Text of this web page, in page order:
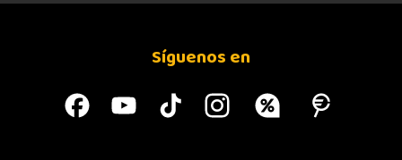
Síguenos en